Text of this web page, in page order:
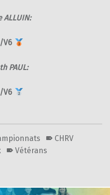
V6
PAUL:
V6
CHRV
Vétérans